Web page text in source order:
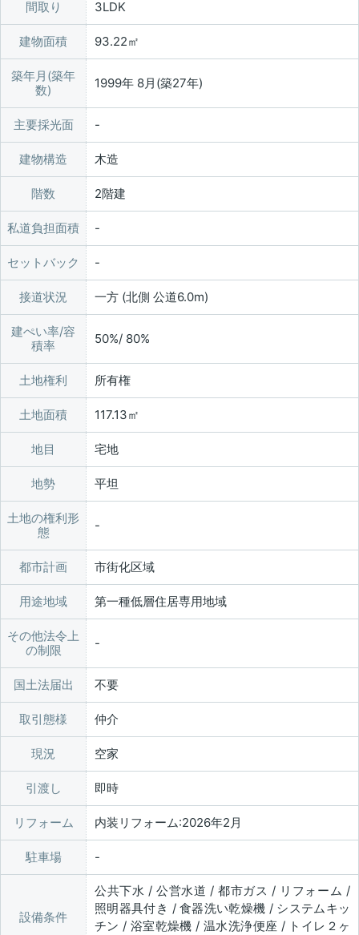
間取り 3LDK
建物面積 93.22㎡
築年月(築年
数)
1999年 8月(築27年)
主要採光面
建物構造 木造
階数 2階建
私道負担面積
セットバック
接道状況 一方 (北側 公道6.0m)
建ぺい率/容
積率
50%/ 80%
土地権利 所有権
土地面積 117.13㎡
地目 宅地
地勢 平坦
土地の権利形
態
都市計画 市街化区域
用途地域 第一種低層住居専用地域
その他法令上
の制限
国土法届出 不要
取引態様 仲介
現況 空家
引渡し 即時
リフォーム 内装リフォーム:2026年2月
駐車場
設備条件
公共下水 / 公営水道 / 都市ガス / リフォーム /
照明器具付き / 食器洗い乾燥機 / システムキッ
チン / 浴室乾燥機 / 温水洗浄便座 / トイレ２ヶ